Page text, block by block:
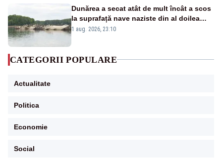
Dunărea a secat atât de mult încât a scos
la suprafață nave naziste din al doilea
război mondial
1 aug. 2026, 23:10
CATEGORII POPULARE
Actualitate
Politica
Economie
Social